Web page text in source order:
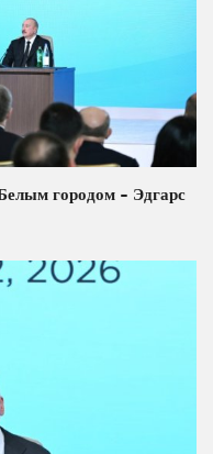
городом - Эдгарс